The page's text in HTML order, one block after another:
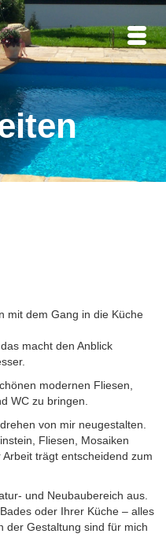
mit dem Gang in die Küche
macht den Anblick
modernen Fliesen,
WC zu bringen.
von mir neugestalten.
Fliesen, Mosaiken
trägt entscheidend zum
und Neubaubereich aus.
oder Ihrer Küche – alles
der Gestaltung sind für mich